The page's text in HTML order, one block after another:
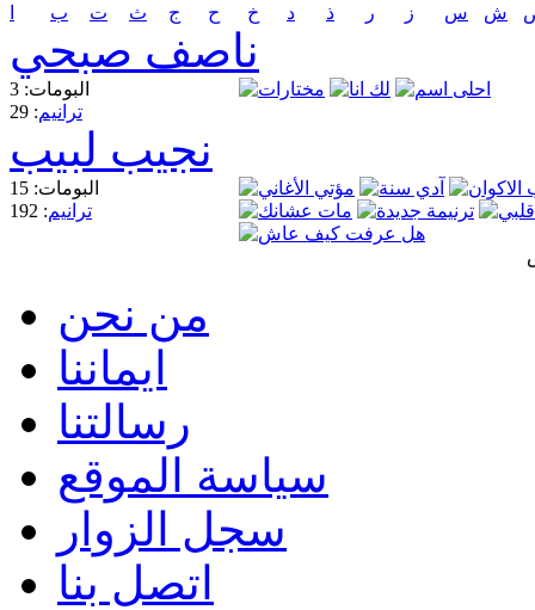
ب ت ث ج ح خ د ذ ر ز س ش
ناصف صبحي
البومات: 3
ترانيم: 29
نجيب لبيب
البومات: 15
ترانيم: 192
من نحن
ايماننا
رسالتنا
سياسة الموقع
سجل الزوار
اتصل بنا